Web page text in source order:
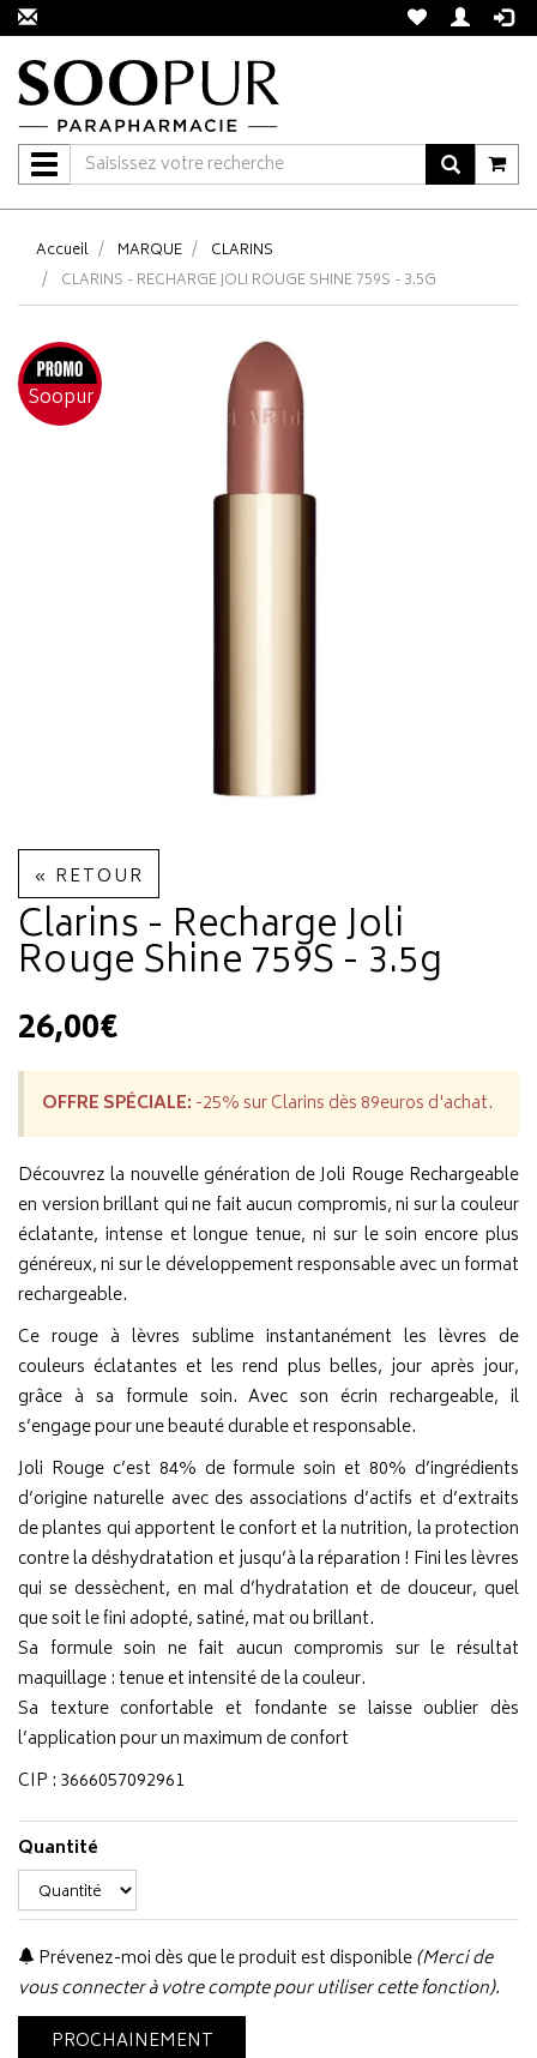
Navigation
Accueil MARQUE
CLARINS
CLARINS - RECHARGE JOLI ROUGE SHINE 759S - 3.5G
Soopur
« RETOUR
Clarins - Recharge Joli
Rouge Shine 759S - 3.5g
26,00€
OFFRE SPÉCIALE: -25% sur Clarins dès 89euros d'achat.
Découvrez la nouvelle génération de Joli Rouge Rechargeable
en version brillant qui ne fait aucun compromis, ni sur la couleur
éclatante, intense et longue tenue, ni sur le soin encore plus
généreux, ni sur le développement responsable avec un format
rechargeable.
Ce rouge à lèvres sublime instantanément les lèvres de
couleurs éclatantes et les rend plus belles, jour après jour,
grâce à sa formule soin. Avec son écrin rechargeable, il
s’engage pour une beauté durable et responsable.
Joli Rouge c’est 84% de formule soin et 80% d’ingrédients
d’origine naturelle avec des associations d’actifs et d’extraits
de plantes qui apportent le confort et la nutrition, la protection
contre la déshydratation et jusqu’à la réparation ! Fini les lèvres
qui se dessèchent, en mal d’hydratation et de douceur, quel
que soit le fini adopté, satiné, mat ou brillant.
Sa formule soin ne fait aucun compromis sur le résultat
maquillage : tenue et intensité de la couleur.
Sa texture confortable et fondante se laisse oublier dès
l’application pour un maximum de confort
CIP : 3666057092961
Quantité
Prévenez-moi dès que le produit est disponible(Merci de
vous connecter à votre compte pour utiliser cette fonction).
PROCHAINEMENT